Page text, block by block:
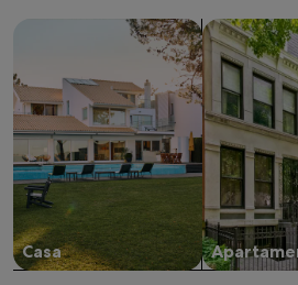
estándar.
Casa
Busca